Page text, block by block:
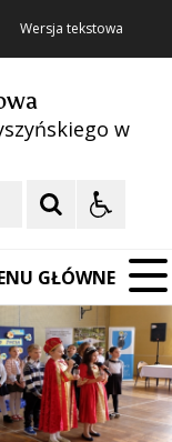
Wersja tekstowa
w
GŁÓWNE